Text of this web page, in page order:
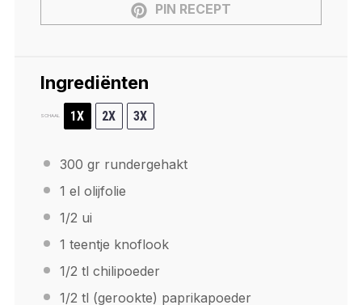
PIN RECEPT
Ingrediënten
SCHAAL 1X 2X 3X
300 gr rundergehakt
1 el olijfolie
1/2 ui
1 teentje knoflook
1/2 tl chilipoeder
1/2 tl (gerookte) paprikapoeder